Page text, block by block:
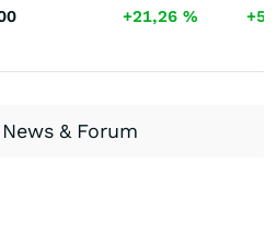
+21,26 %
& Forum